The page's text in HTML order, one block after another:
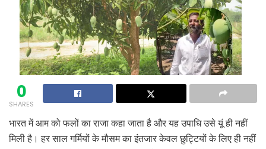
0
SHARES
भारत में आम को फलों का राजा कहा जाता है और यह उपाधि उसे यूं ही नहीं
मिली है। हर साल गर्मियों के मौसम का इंतजार केवल छुट्टियों के लिए ही नहीं